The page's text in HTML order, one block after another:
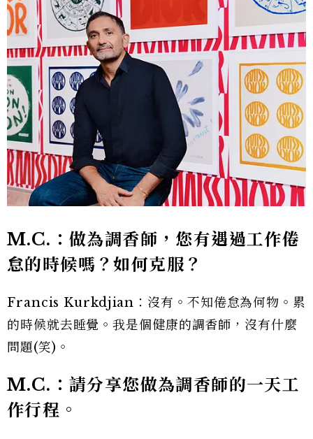
M.C.：做為調香師，您有遇過工作倦
怠的時候嗎？如何克服？
Francis Kurkdjian：沒有。不知倦怠為何物。累
的時候就去睡覺。我是個健康的調香師，沒有什麼
問題(笑)。
M.C.：請分享您做為調香師的一天工
作行程。